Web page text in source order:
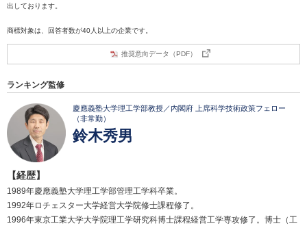
出しております。
商標対象は、回答者数が40人以上の企業です。
推奨意向データ（PDF）
ランキング監修
慶應義塾大学理工学部教授／内閣府 上席科学技術政策フェロー
（非常勤）
鈴木秀男
【経歴】
1989年慶應義塾大学理工学部管理工学科卒業。
1992年ロチェスター大学経営大学院修士課程修了。
1996年東京工業大学大学院理工学研究科博士課程経営工学専攻修了。博士（工